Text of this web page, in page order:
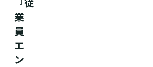
業
員
エ
ン